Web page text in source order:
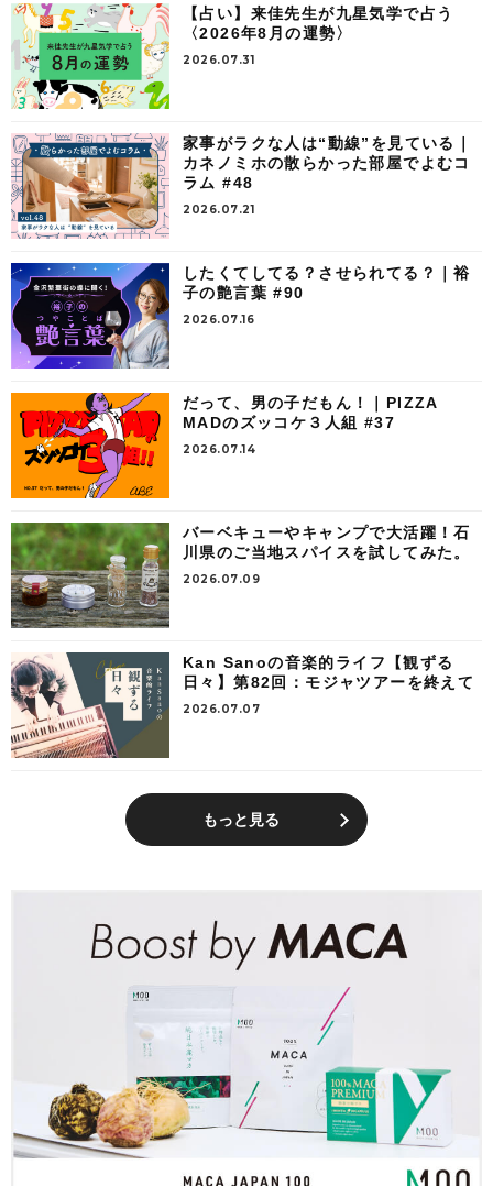
【占い】来佳先生が九星気学で占う
〈2026年8月の運勢〉
2026.07.31
家事がラクな人は“動線”を見ている｜
カネノミホの散らかった部屋でよむコ
ラム #48
2026.07.21
したくてしてる？させられてる？｜裕
子の艶言葉 #90
2026.07.16
だって、男の子だもん！｜PIZZA
MADのズッコケ３人組 #37
2026.07.14
バーベキューやキャンプで大活躍！石
川県のご当地スパイスを試してみた。
2026.07.09
Kan Sanoの音楽的ライフ【観ずる
日々】第82回：モジャツアーを終えて
2026.07.07
もっと見る